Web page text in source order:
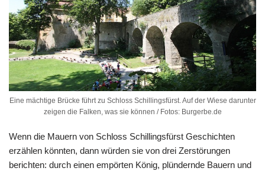
Eine mächtige Brücke führt zu Schloss Schillingsfürst. Auf der Wiese darunter
zeigen die Falken, was sie können / Fotos: Burgerbe.de
Wenn die Mauern von Schloss Schillingsfürst Geschichten
erzählen könnten, dann würden sie von drei Zerstörungen
berichten: durch einen empörten König, plündernde Bauern und